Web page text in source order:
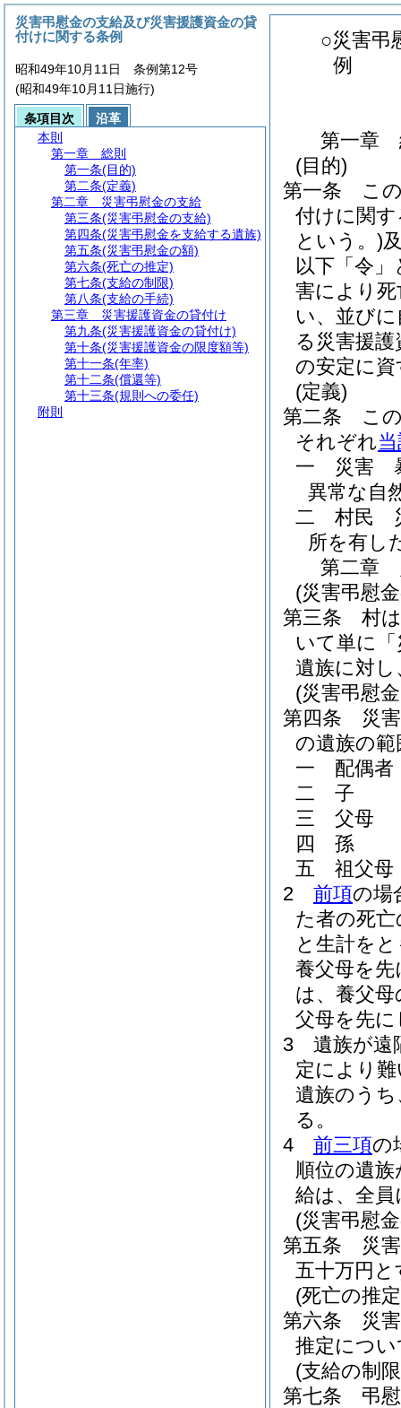
○災害弔
例
第一章
(目的)
第一条
こ
付けに関
という。)
以下「令
害により
い、並び
る災害援
の安定に
(定義)
第二条
こ
それぞれ
一
災害
異常な自
二
村民
所を有し
第二章
(災害弔慰
第三条
村
いて単に
遺族に対
(災害弔慰
第四条
災
の遺族の
一
配偶者
二
子
三
父母
四
孫
五
祖父母
2
前項の場
た者の死
と生計を
養父母を
は、養父
父母を先
3
遺族が遠
定により
遺族のう
る。
4
前三項の
順位の遺
給は、全
(災害弔慰
第五条
災
五十万円と
(死亡の推
第六条
災
推定につ
(支給の制
第七条
弔
災害弔慰金の支給及び災害援護資金の貸
付けに関する条例
昭和49年10月11日 条例第12号
(昭和49年10月11日施行)
条項目次
沿革
本則
第一章
総則
第一条(目的)
第二条(定義)
第二章
災害弔慰金の支給
第三条(災害弔慰金の支給)
第四条(災害弔慰金を支給する遺族)
第五条(災害弔慰金の額)
第六条(死亡の推定)
第七条(支給の制限)
第八条(支給の手続)
第三章
災害援護資金の貸付け
第九条(災害援護資金の貸付け)
第十条(災害援護資金の限度額等)
第十一条(年率)
第十二条(償還等)
第十三条(規則への委任)
附則